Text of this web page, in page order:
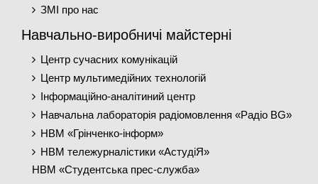
ЗМІ про нас
Навчально-виробничі майстерні
Центр сучасних комунікацій
Центр мультимедійних технологій
Інформаційно-аналітиний центр
Навчальна лабораторія радіомовлення «Радіо BG»
НВМ «Грінченко-інформ»
НВМ тележурналістики «АстудіЯ»
НВМ «Студентська прес-служба»